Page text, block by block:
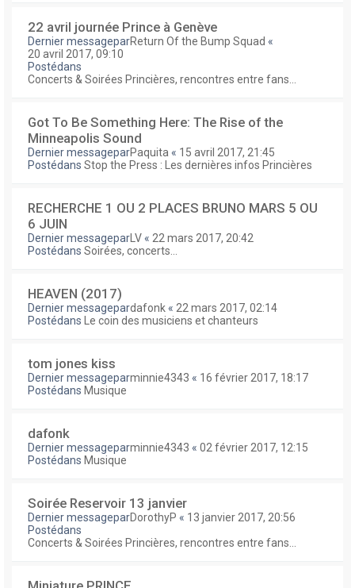
22 avril journée Prince à Genève
Dernier messageparReturn Of the Bump Squad «
20 avril 2017, 09:10
Postédans
Concerts & Soirées Princières, rencontres entre fans...
Got To Be Something Here: The Rise of the
Minneapolis Sound
Dernier messageparPaquita « 15 avril 2017, 21:45
Postédans Stop the Press : Les dernières infos Princières
RECHERCHE 1 OU 2 PLACES BRUNO MARS 5 OU
6 JUIN
Dernier messagepar LV « 22 mars 2017, 20:42
Postédans Soirées, concerts...
HEAVEN (2017)
Dernier messagepardafonk « 22 mars 2017, 02:14
Postédans
Le coin des musiciens et chanteurs
tom jones kiss
Dernier messageparminnie4343 « 16 février 2017, 18:17
Postédans Musique
dafonk
Dernier messageparminnie4343 « 02 février 2017, 12:15
Postédans Musique
Soirée Reservoir 13 janvier
Dernier messageparDorothyP « 13 janvier 2017, 20:56
Postédans
Concerts & Soirées Princières, rencontres entre fans...